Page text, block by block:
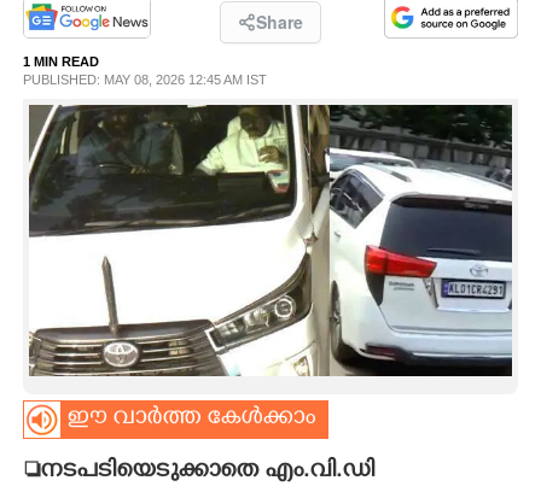
PHOTOS
LIFESTYLE
SPIRITUAL
INFO+
ASTRO
CARTOONS
Share
1 MIN READ
PUBLISHED: MAY 08, 2026 12:45 AM IST
ഈ വാർത്ത കേൾക്കാം
നടപടിയെടുക്കാതെ എം.വി.ഡി